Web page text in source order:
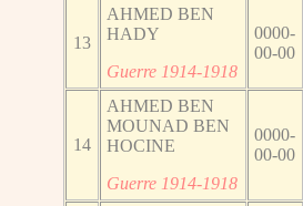
13
AHMED BEN
HADY
Guerre 1914-1918
0000-
00-00
14
AHMED BEN
MOUNAD BEN
HOCINE
Guerre 1914-1918
0000-
00-00